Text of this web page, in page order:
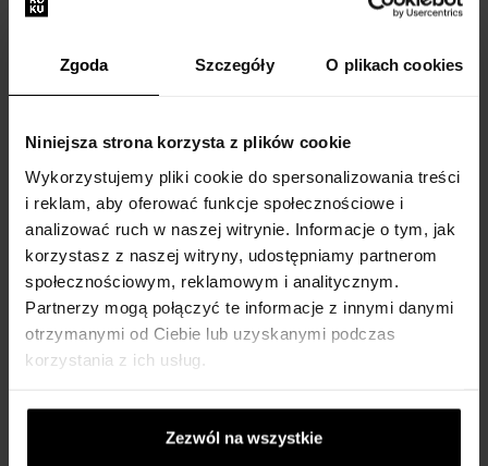
Zgoda Szczegóły O plikach cookies
Niniejsza strona korzysta z plików cookie
Wykorzystujemy pliki cookie do spersonalizowania treści
i reklam, aby oferować funkcje społecznościowe i
analizować ruch w naszej witrynie. Informacje o tym, jak
korzystasz z naszej witryny, udostępniamy partnerom
społecznościowym, reklamowym i analitycznym.
Partnerzy mogą połączyć te informacje z innymi danymi
otrzymanymi od Ciebie lub uzyskanymi podczas
korzystania z ich usług.
Zezwól na wszystkie
Dezodorant w sztyfcie
73,00 zł
Dezodorant w sztyfcie
68,00 zł
Dezodorant w sprayu
D`Issey pour Homme
Dezodorant w sprayu
150ml - Deospray -